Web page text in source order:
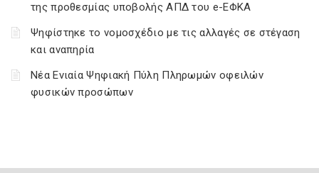
της προθεσμίας υποβολής ΑΠΔ του e-ΕΦΚΑ
Ψηφίστηκε το νομοσχέδιο με τις αλλαγές σε στέγαση
και αναπηρία
Νέα Ενιαία Ψηφιακή Πύλη Πληρωμών οφειλών
φυσικών προσώπων